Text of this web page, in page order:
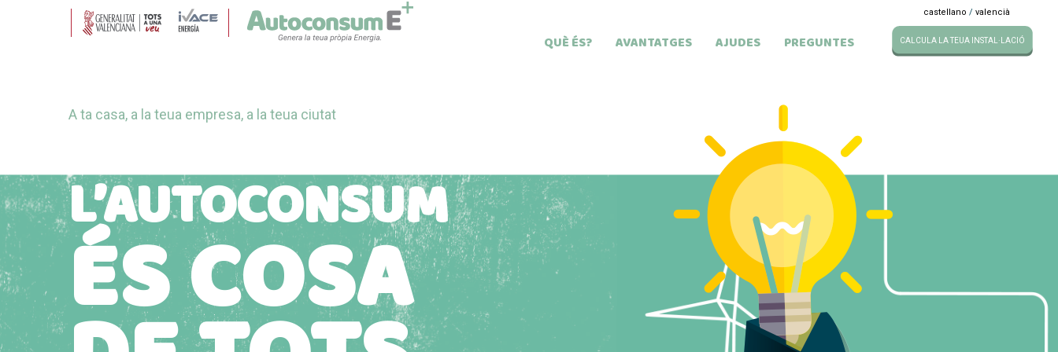
castellano / valencià
CALCULA LA TEUA INSTAL·LACIÓ
QUÈ ÉS?(CURRENT)
AVANTATGES AJUDES PREGUNTES
A ta casa, a la teua empresa, a la teua ciutat
L’AUTOCONSUM
ÉS COSA